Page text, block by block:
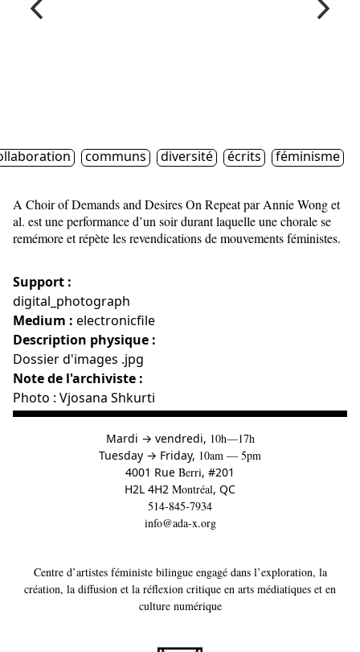
communs diversité écrits féminisme
A Choir of Demands and Desires On Repeat par Annie Wong et
al. est une performance d’un soir durant laquelle une chorale se
remémore et répète les revendications de mouvements féministes.
Support :
digital_photograph
Medium : electronicfile
Description physique :
Dossier d'images .jpg
Note de l'archiviste :
Photo : Vjosana Shkurti
Mardi →àvendredi, 10h—17h
Tuesday → to
Friday, 10am — 5pm
4001 Rue Berri, #201
H2L 4H2 Montréal, QC
514-845-7934
info@ada-x.org
Centre d’artistes féministe bilingue engagé dans l’exploration, la
création, la diffusion et la réflexion critique en arts médiatiques et en
culture numérique